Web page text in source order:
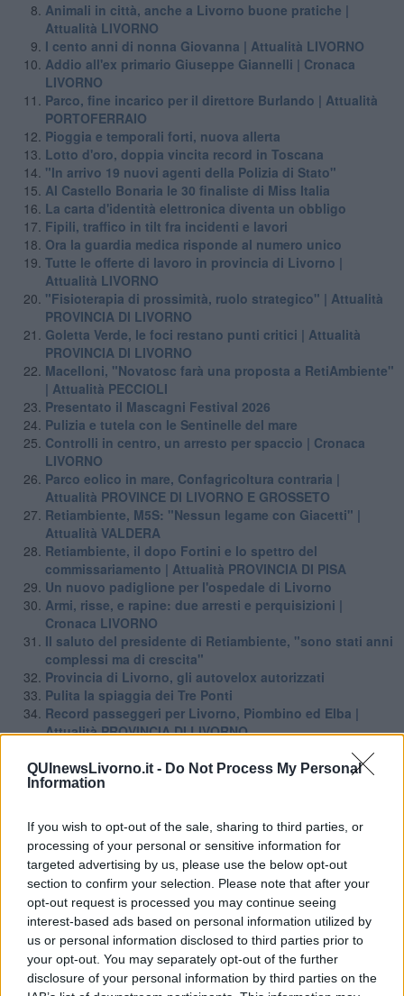
QUInewsLivorno.it - Do Not Process My Personal
Information
If you wish to opt-out of the sale, sharing to third parties, or
processing of your personal or sensitive information for
targeted advertising by us, please use the below opt-out
section to confirm your selection. Please note that after your
opt-out request is processed you may continue seeing
interest-based ads based on personal information utilized by
us or personal information disclosed to third parties prior to
your opt-out. You may separately opt-out of the further
disclosure of your personal information by third parties on the
Animali in città, anche a Livorno buone pratiche |
Attualità LIVORNO
I cento anni di nonna Giovanna | Attualità LIVORNO
Addio all'ex primario Giuseppe Giannelli | Cronaca
LIVORNO
Parco, fine incarico per il direttore Burlando | Attualità
PORTOFERRAIO
Pioggia e temporali forti, nuova allerta
Lotto d'oro, doppia vincita record in Toscana
"In arrivo 19 nuovi agenti della Polizia di Stato"
Al Castello Bonaria le 30 finaliste di Miss Italia
La carta d'identità elettronica diventa un obbligo
Fipili, traffico in tilt fra incidenti e lavori
Ora la guardia medica risponde al numero unico
​Tutte le offerte di lavoro in provincia di Livorno |
Attualità LIVORNO
"Fisioterapia di prossimità, ruolo strategico" | Attualità
PROVINCIA DI LIVORNO
Goletta Verde, le foci restano punti critici | Attualità
PROVINCIA DI LIVORNO
Macelloni, "Novatosc farà una proposta a RetiAmbiente"
| Attualità PECCIOLI
Presentato il Mascagni Festival 2026
Pulizia e tutela con le Sentinelle del mare
Controlli in centro, un arresto per spaccio | Cronaca
LIVORNO
Parco eolico in mare, Confagricoltura contraria |
Attualità PROVINCE DI LIVORNO E GROSSETO
Retiambiente, M5S: "Nessun legame con Giacetti" |
Attualità VALDERA
Retiambiente, il dopo Fortini e lo spettro del
commissariamento | Attualità PROVINCIA DI PISA
Un nuovo padiglione per l'ospedale di Livorno
Armi, risse, e rapine: due arresti e perquisizioni |
Cronaca LIVORNO
Il saluto del presidente di Retiambiente, "sono stati anni
complessi ma di crescita"
Provincia di Livorno, gli autovelox autorizzati
Pulita la spiaggia dei Tre Ponti
Record passeggeri per Livorno, Piombino ed Elba |
Attualità PROVINCIA DI LIVORNO
Spiagge libere, sì alle docce ma con alcune regole
Vandalizzato lo stand di un sindacato
Al via il nuovo parcheggio di piazza Mazzini
Benzina, gasolio, gpl, ecco dove risparmiare
Centro, la nuova sosta regolamentata
Cesvot e Ikea Pisa insieme per il sociale
E' morto l'ingegner Lanzara, pioniere dell'innovazione |
Attualità PONTEDERA
Le luci più belle del Natale? Alla Terrazza
Pescati troppi ricci di mare, scatta la sanzione
Tempo in peggioramento, torna il libeccio
Un nuovo spazio per la pesca sportiva
Gara podistica alla scoperta delle isole toscane